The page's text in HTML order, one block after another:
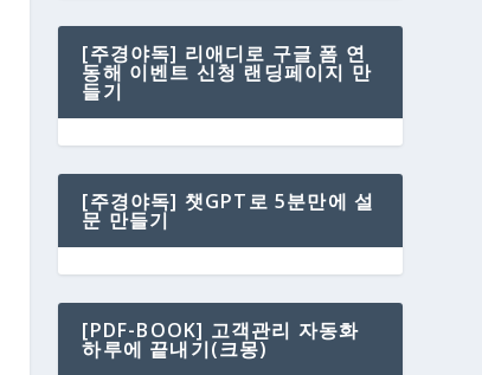
[주경야독] 리애디로 구글 폼 연
동해 이벤트 신청 랜딩페이지 만
들기
[주경야독] 챗GPT로 5분만에 설
문 만들기
[PDF-BOOK] 고객관리 자동화
하루에 끝내기(크몽)